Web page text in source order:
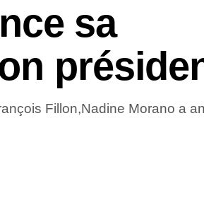
sa
Fillon,Nadine Morano a